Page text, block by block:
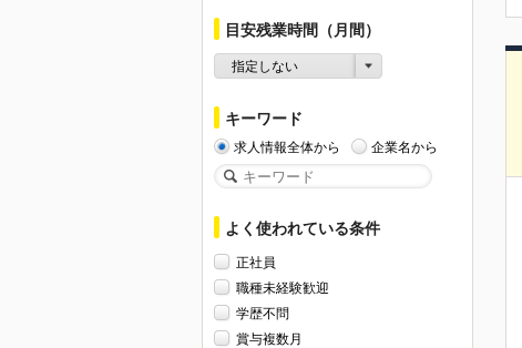
目安残業時間（月間）
指定しない
キーワード
求人情報全体から 企業名から
よく使われている条件
正社員
職種未経験歓迎
学歴不問
賞与複数月